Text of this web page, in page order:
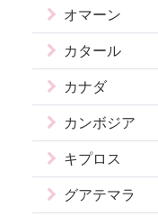
オマーン
カタール
カナダ
カンボジア
キプロス
グアテマラ